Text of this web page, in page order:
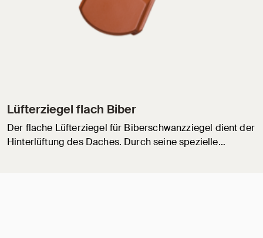
Lüfterziegel flach Biber
Der flache Lüfterziegel für Biberschwanzziegel dient der
Hinterlüftung des Daches. Durch seine spezielle…